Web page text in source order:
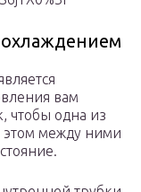
вам
чтобы одна из
этом между ними